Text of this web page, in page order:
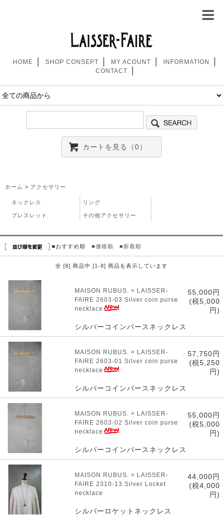
HOME SHOP CONSEPT MY ACOUNT
INFORMATION
CONTACT
カートを見る（0）
ホーム > アクセサリー
ネックレス リング
ブレスレット その他アクセサリー
■おすすめ順 ■価格順 ■新着順
全 [8] 商品中 [1-8] 商品を表示しています
MAISON RUBUS. × LAISSER-
FAIRE 2603-03 Silver coin purse
necklace
55,000円
(税5,000
円)
シルバーコインパースネックレス
MAISON RUBUS. × LAISSER-
FAIRE 2603-01 Silver coin purse
necklace
57,750円
(税5,250
円)
シルバーコインパースネックレス
MAISON RUBUS. × LAISSER-
FAIRE 2603-02 Silver coin purse
necklace
55,000円
(税5,000
円)
シルバーコインパースネックレス
MAISON RUBUS. × LAISSER-
FAIRE 2310-13 Silver Locket
necklace
44,000円
(税4,000
円)
シルバーロケットネックレス